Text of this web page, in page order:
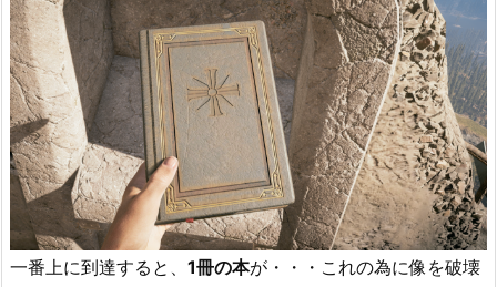
一番上に到達すると、 1冊の本が・・・これの為に像を破壊